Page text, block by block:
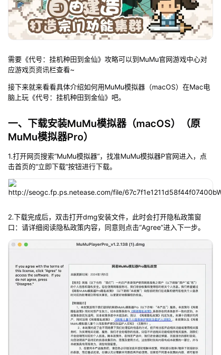
需要《代号：挂机种田到金仙》攻略可以到MuMu官网游戏中心对
应游戏页资讯栏查看~
接下来就来看看具体介绍如何用MuMu模拟器（macOS）在Mac电
脑上玩《代号：挂机种田到金仙》吧。
一、下载安装MuMu模拟器（macOS）（原
MuMu模拟器Pro）
1.打开网页搜索“MuMu模拟器”，找准MuMu模拟器P官网进入，点
击首页的“立即下载”按钮进行下载。
2.下载完成后，双击打开dmg安装文件，此时会打开隐私政策窗
口：请详细阅读隐私政策内容，同意则点击“Agree”进入下一步。